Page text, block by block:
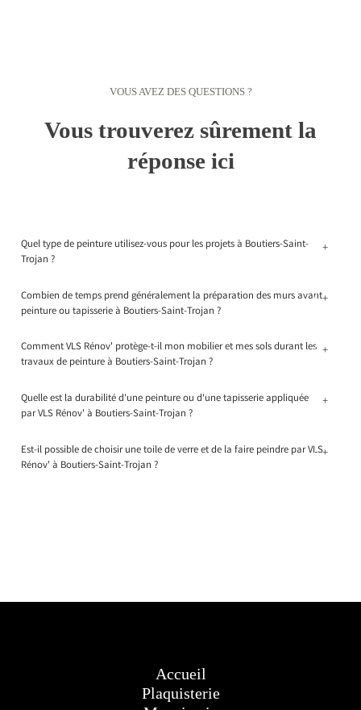
VOUS AVEZ DES QUESTIONS ?
Vous trouverez sûrement la
réponse ici
Quel type de peinture utilisez-vous pour les projets à Boutiers-Saint-
Trojan ?
+
Combien de temps prend généralement la préparation des murs avant
peinture ou tapisserie à Boutiers-Saint-Trojan ?
+
Comment VLS Rénov' protège-t-il mon mobilier et mes sols durant les
travaux de peinture à Boutiers-Saint-Trojan ?
+
Quelle est la durabilité d'une peinture ou d'une tapisserie appliquée
par VLS Rénov' à Boutiers-Saint-Trojan ?
+
Est-il possible de choisir une toile de verre et de la faire peindre par VLS
Rénov' à Boutiers-Saint-Trojan ?
+
Accueil
Plaquisterie